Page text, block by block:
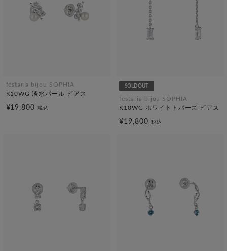
festaria bijou SOPHIA
K10WG 淡水パール ピアス
¥19,800税込
SOLDOUT
festaria bijou SOPHIA
K10WG ホワイトトパーズ ピアス
¥19,800 税込